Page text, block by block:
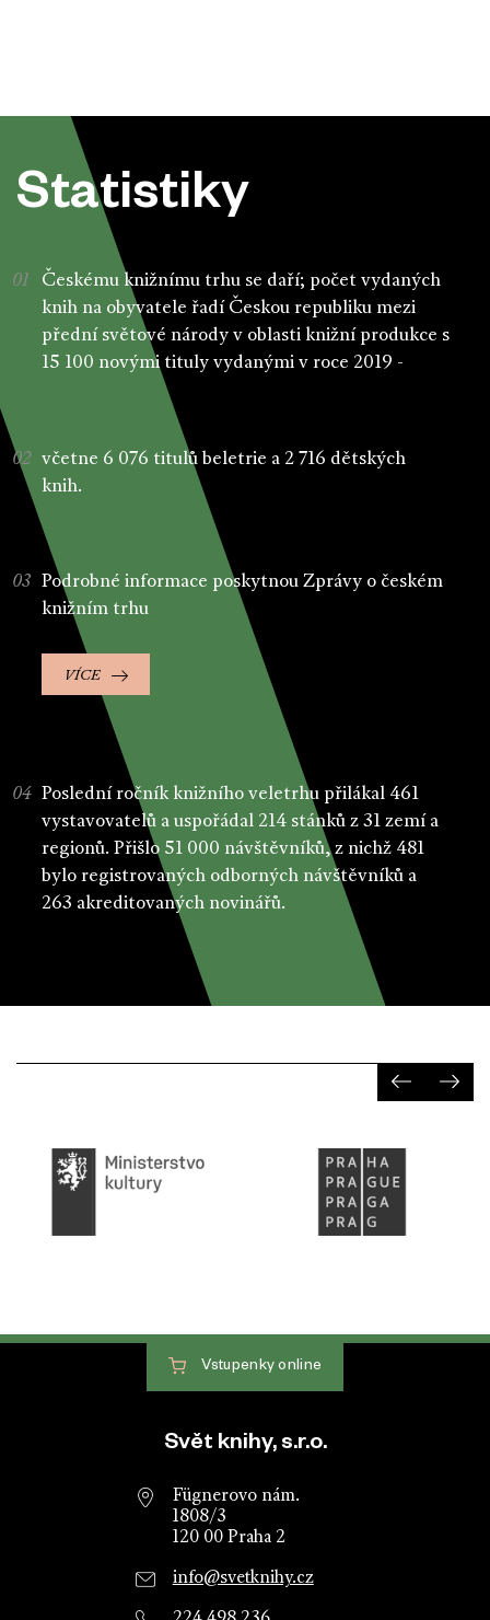
Statistiky
Českému knižnímu trhu se daří; počet vydaných
knih na obyvatele řadí Českou republiku mezi
přední světové národy v oblasti knižní produkce s
15 100 novými tituly vydanými v roce 2019 -
včetne 6 076 titulů beletrie a 2 716 dětských
knih.
Podrobné informace poskytnou Zprávy o českém
knižním trhu
VÍCE
Poslední ročník knižního veletrhu přilákal 461
vystavovatelů a uspořádal 214 stánků z 31 zemí a
regionů. Přišlo 51 000 návštěvníků, z nichž 481
bylo registrovaných odborných návštěvníků a
263 akreditovaných novinářů.
Patička webu
Vstupenky online
Svět knihy, s.r.o.
Fügnerovo nám.
1808/3
120 00 Praha 2
info@svetknihy.cz